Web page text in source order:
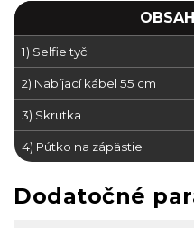
1) Selfie tyč
2) Nabíjací kábel 55 cm
3) Skrutka
4) Pútko na zápästie
Dodatočné